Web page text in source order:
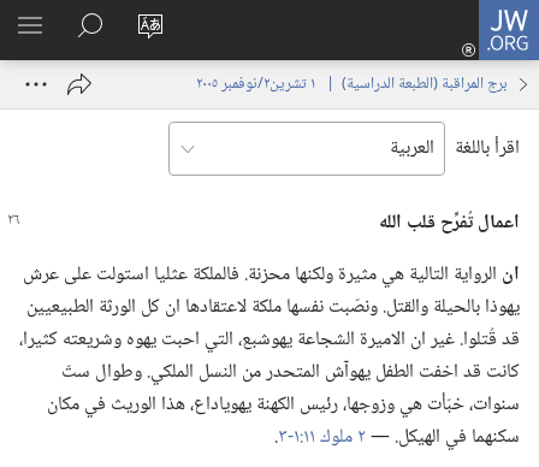
JW.ORG
تغيير
الموقع
تسجيل
الدخول
نافذة
البحث
في
JW.‎ORG
برج المراقبة (‏الطبعة الدراسية)‏ | ‏‎ ١‏ ‏‎تشرين٢/نوفمبر‏ ‎٢٠٠٥
اقرأ باللغة
اعمال تُفرِّح قلب الله
ان الرواية التالية هي مثيرة ولكنها محزنة.‏ فالملكة عثليا استولت على عرش
يهوذا بالحيلة والقتل.‏ ونصّبت نفسها ملكة لاعتقادها ان كل الورثة الطبيعيين
قد قُتلوا.‏ غير ان الاميرة الشجاعة يهوشبع،‏ التي احبت يهوه وشريعته كثيرا،‏
كانت قد اخفت الطفل يهوآش المتحدر من النسل الملكي.‏ وطوال ستّ
سنوات،‏ خبّأت هي وزوجها،‏ رئيس الكهنة يهوياداع،‏ هذا الوريث في مكان
سكنهما في الهيكل.‏ —‏٢ ملوك ١١:‏١-‏٣
‏.‏